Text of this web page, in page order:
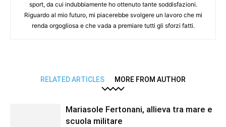
sport, da cui indubbiamente ho ottenuto tante soddisfazioni.
Riguardo al mio futuro, mi piacerebbe svolgere un lavoro che mi
renda orgogliosa e che vada a premiare tutti gli sforzi fatti.
RELATED ARTICLES MORE FROM AUTHOR
Mariasole Fertonani, allieva tra mare e
scuola militare